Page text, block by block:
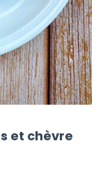
et chèvre